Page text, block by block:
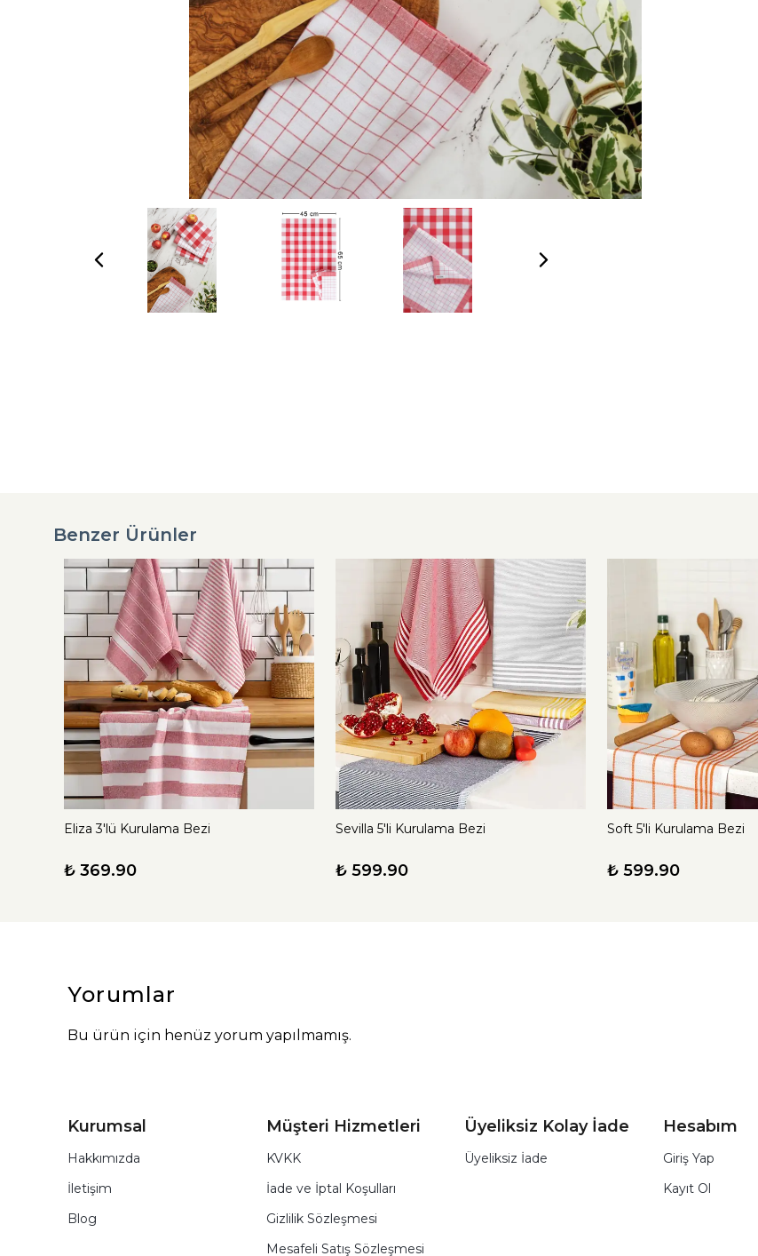
Benzer Ürünler
Eliza 3'lü Kurulama Bezi
₺ 369.90
Sevilla 5'li Kurulama Bezi
₺ 599.90
Soft 5'li Kurulama Bezi
₺ 599.90
Yorumlar
Bu ürün için henüz yorum yapılmamış.
Kurumsal
Hakkımızda
İletişim
Blog
Müşteri Hizmetleri
KVKK
İade ve İptal Koşulları
Gizlilik Sözleşmesi
Mesafeli Satış Sözleşmesi
Üyeliksiz Kolay İade
Üyeliksiz İade
Hesabım
Giriş Yap
Kayıt Ol